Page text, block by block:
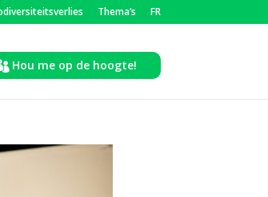
Thema’s FR
Hou me op de hoogte!